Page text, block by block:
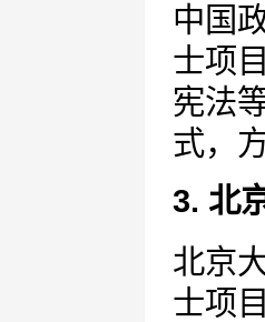
中国
士项
宪法
式，
3. 北
北京
士项